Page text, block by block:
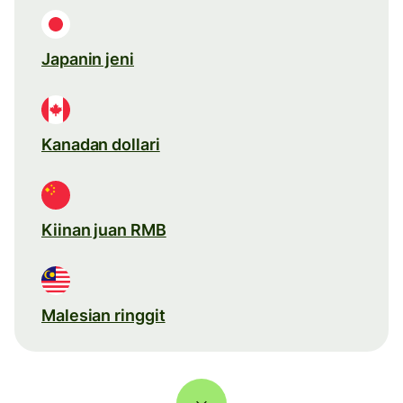
Japanin jeni
Kanadan dollari
Kiinan juan RMB
Malesian ringgit